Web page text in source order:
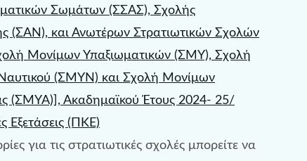
Σωμάτων (ΣΣΑΣ), Σχολής
(ΣΑΝ), και Ανωτέρων Στρατιωτικών Σχολών
Μονίμων Υπαξιωματικών (ΣΜΥ), Σχολή
(ΣΜΥΝ) και Σχολή Μονίμων
(ΣΜΥΑ)], Ακαδημαϊκού Έτους 2024- 25/
Εξετάσεις (ΠΚΕ)
για τις στρατιωτικές σχολές μπορείτε να